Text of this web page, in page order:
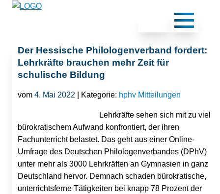
Der Hessische Philologenverband fordert:
Lehrkräfte brauchen mehr Zeit für
schulische Bildung
vom 4. Mai 2022 | Kategorie: hphv Mitteilungen
Lehrkräfte sehen sich mit zu viel
bürokratischem Aufwand konfrontiert, der ihren
Fachunterricht belastet. Das geht aus einer Online-
Umfrage des Deutschen Philologenverbandes (DPhV)
unter mehr als 3000 Lehrkräften an Gymnasien in ganz
Deutschland hervor. Demnach schaden bürokratische,
unterrichtsferne Tätigkeiten bei knapp 78 Prozent der